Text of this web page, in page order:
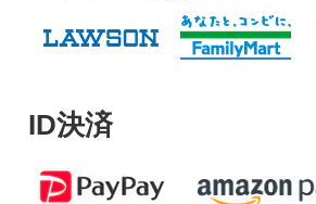
ID決済